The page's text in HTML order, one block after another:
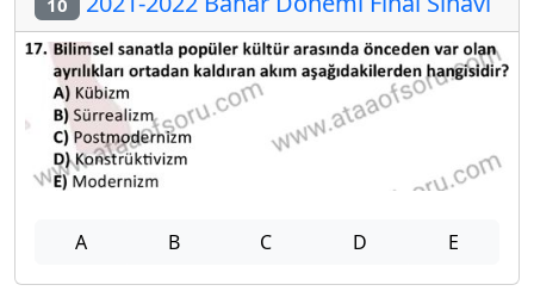
A B C D E